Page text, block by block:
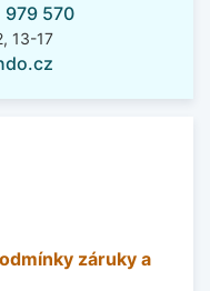
979 570
13-17
záruky a